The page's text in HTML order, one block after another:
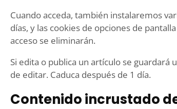
Cuando acceda, también instalaremos
días, y las cookies de opciones de
acceso se eliminarán.
Si edita o publica un artículo se guardará
de editar. Caduca después de 1 día.
Contenido incrustado